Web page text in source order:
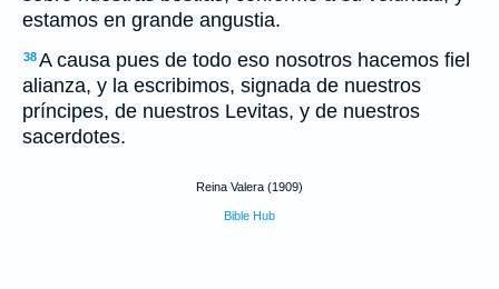
estamos en grande angustia.
38A causa pues de todo eso nosotros hacemos fiel
alianza, y la escribimos, signada de nuestros
príncipes, de nuestros Levitas, y de nuestros
sacerdotes.
Reina Valera (1909)
Bible Hub